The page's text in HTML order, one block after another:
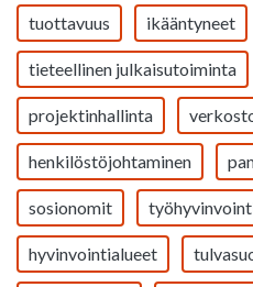
tuottavuus ikääntyneet
tieteellinen julkaisutoiminta
projektinhallinta
henkilöstöjohtaminen
sosionomit
hyvinvointialueet